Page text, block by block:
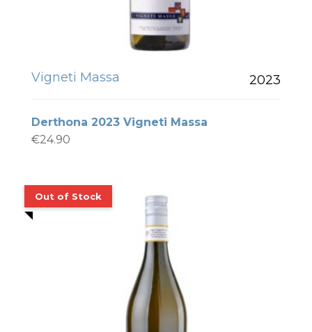
Vigneti Massa 2023
Derthona 2023 Vigneti Massa
€24.90